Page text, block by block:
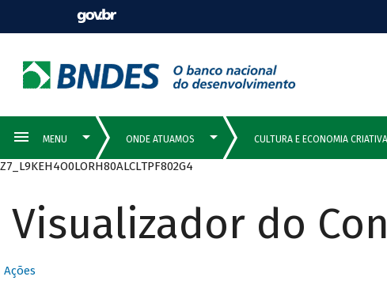
Z7_L9KEH4O0LORH80ALCLTPF802G4
Visualizador do
Ações